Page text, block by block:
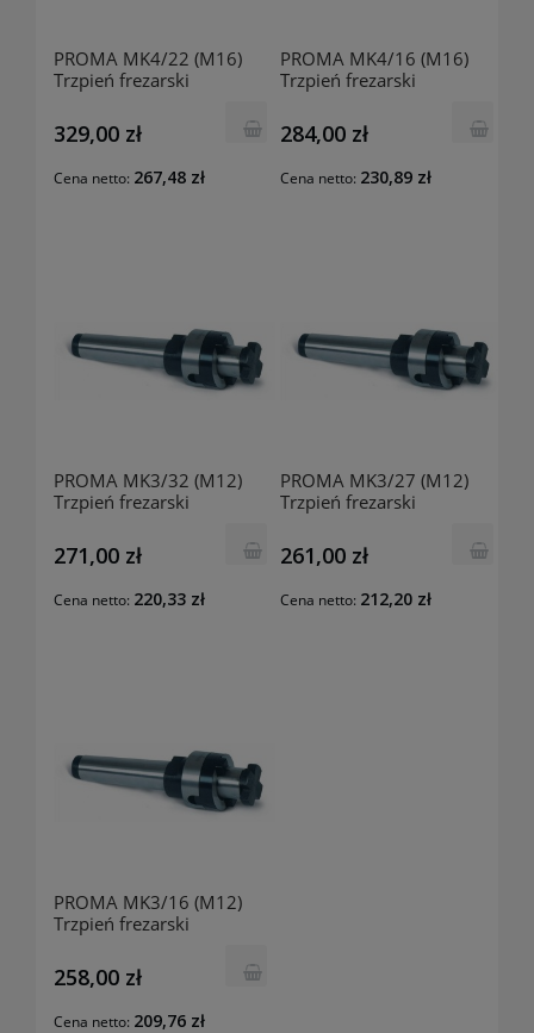
PROMA MK4/22 (M16)
Trzpień frezarski
329,00 zł
Cena netto: 267,48 zł
PROMA MK4/16 (M16)
Trzpień frezarski
284,00 zł
Cena netto: 230,89 zł
PROMA MK3/32 (M12)
Trzpień frezarski
271,00 zł
Cena netto: 220,33 zł
PROMA MK3/27 (M12)
Trzpień frezarski
261,00 zł
Cena netto: 212,20 zł
PROMA MK3/16 (M12)
Trzpień frezarski
258,00 zł
Cena netto: 209,76 zł